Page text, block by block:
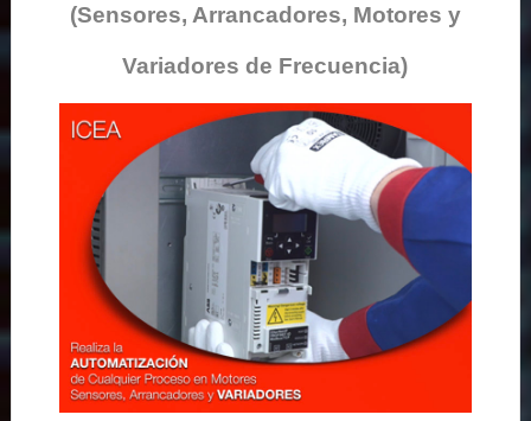
(Sensores, Arrancadores, Motores y
Variadores de Frecuencia)